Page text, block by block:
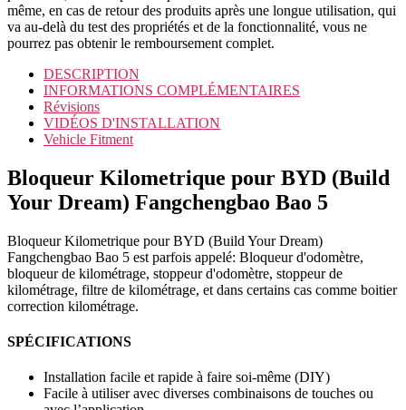
même, en cas de retour des produits après une longue utilisation, qui
va au-delà du test des propriétés et de la fonctionnalité, vous ne
pourrez pas obtenir le remboursement complet.
DESCRIPTION
INFORMATIONS COMPLÉMENTAIRES
Révisions
VIDÉOS D'INSTALLATION
Vehicle Fitment
Bloqueur Kilometrique pour BYD (Build
Your Dream) Fangchengbao Bao 5
Bloqueur Kilometrique pour BYD (Build Your Dream)
Fangchengbao Bao 5 est parfois appelé: Bloqueur d'odomètre,
bloqueur de kilométrage, stoppeur d'odomètre, stoppeur de
kilométrage, filtre de kilométrage, et dans certains cas comme boitier
correction kilométrage.
SPÉCIFICATIONS
Installation facile et rapide à faire soi-même (DIY)
Facile à utiliser avec diverses combinaisons de touches ou